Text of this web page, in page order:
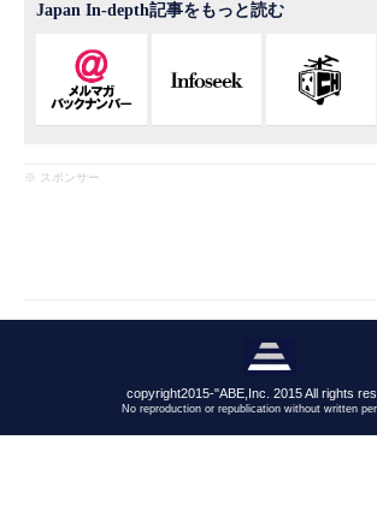
Japan In-depth記事をもっと読む
※ スポンサー
copyright2015-"ABE,Inc. 2015 All rights
No reproduction or republication without written